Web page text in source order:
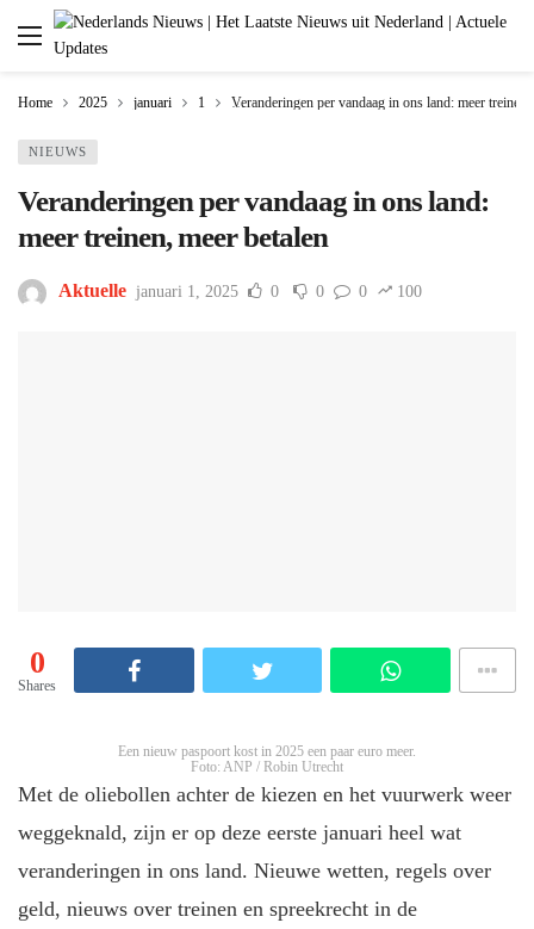
Home 2025 januari 1 Veranderingen per vandaag in ons land: meer treinen,
NIEUWS
Veranderingen per vandaag in ons land:
meer treinen, meer betalen
Aktuelle januari 1, 2025 0 0 0 100
0
Shares
Een nieuw paspoort kost in 2025 een paar euro meer.
Foto: ANP / Robin Utrecht
Met de oliebollen achter de kiezen en het vuurwerk weer
weggeknald, zijn er op deze eerste januari heel wat
veranderingen in ons land. Nieuwe wetten, regels over
geld, nieuws over treinen en spreekrecht in de